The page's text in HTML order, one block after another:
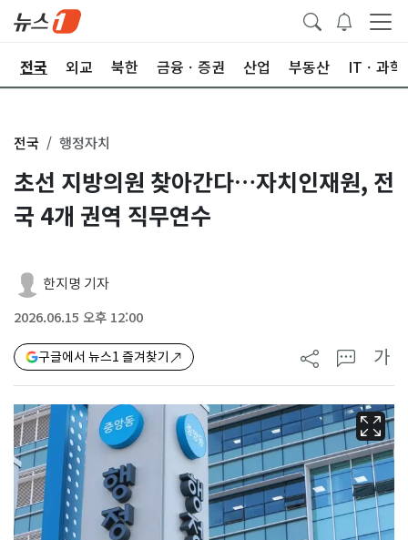
전국 외교 북한 금융ㆍ증권 산업 부동산 ITㆍ과학
전국 행정자치
초선 지방의원 찾아간다…자치인재원, 전
국 4개 권역 직무연수
한지명 기자
2026.06.15 오후 12:00
구글에서 뉴스1 즐겨찾기 가